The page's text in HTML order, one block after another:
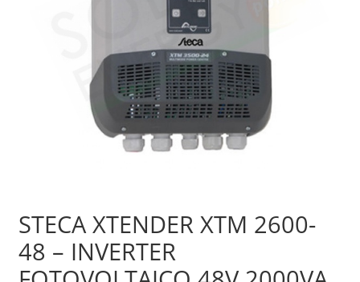
Sample Page
STECA XTENDER XTM 2600-
48 – INVERTER